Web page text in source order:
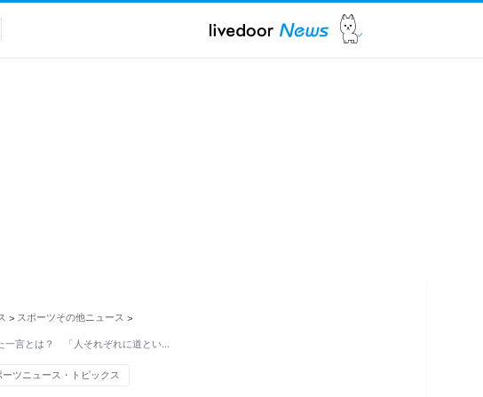
> スポーツその他ニュース >
一言とは？ 「人それぞれに道とい…
ーツニュース・トピックス